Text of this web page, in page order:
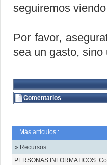
seguiremos
Por favor,
sea un gasto, sino
Comentarios
Más artículos :
» Recursos
PERSONAS:INFORMATICOS: